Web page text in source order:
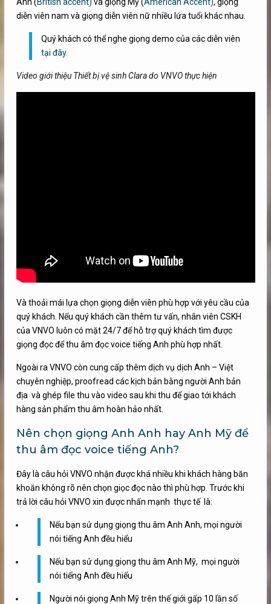
diễn viên nam và giọng diễn viên nữ nhiều lứa tuổi khác nhau.
Quý khách có thể nghe giọng demo của các diễn viên
tại đây.
Video giới thiệu Thiết bị vệ sinh Clara do VNVO thực hiện
Và thoải mái lựa chọn giọng diễn viên phù hợp với yêu cầu của
quý khách. Nếu quý khách cần thêm tư vấn, nhân viên CSKH
của VNVO luôn có mặt 24/7 để hỗ trợ quý khách tìm được
giọng đọc để thu âm đọc voice tiếng Anh phù hợp nhất.
Ngoài ra VNVO còn cung cấp thêm dịch vụ dịch Anh – Việt
chuyên nghiệp, proofread các kịch bản bằng người Anh bản
địa và ghép file thu vào video sau khi thu để giao tới khách
hàng sản phẩm thu âm hoàn hảo nhất.
Nên chọn giọng Anh Anh hay Anh Mỹ để
thu âm đọc voice tiếng Anh?
Đây là câu hỏi VNVO nhận được khá nhiều khi khách hàng băn
khoăn không rõ nên chọn giọc đọc nào thì phù hợp. Trước khi
trả lời câu hỏi VNVO xin được nhấn mạnh thực tế là:
Nếu bạn sử dụng giọng thu âm Anh Anh, mọi người
nói tiếng Anh đều hiểu
Nếu bạn sử dụng giọng thu âm Anh Mỹ, mọi người
nói tiếng Anh đều hiểu
Người nói giọng Anh Mỹ trên thế giới gấp 10 lần số